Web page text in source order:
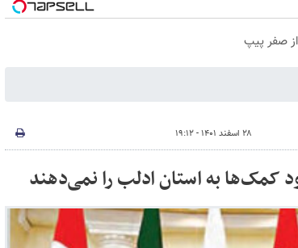
۲۸ اسفند ۱۴۰۱ - ۱۹:۱۲
کمک‌ها به استان ادلب را نمی‌دهند